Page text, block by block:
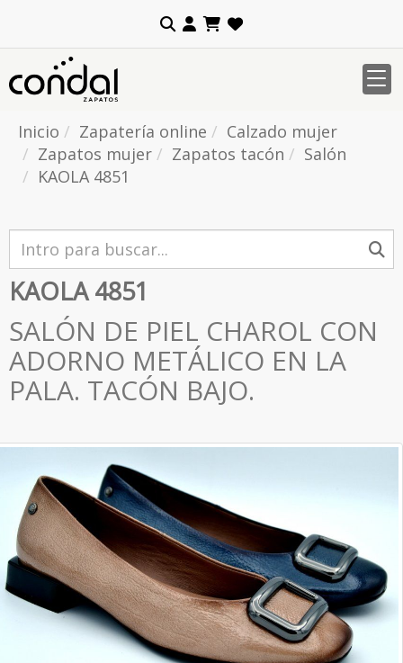
Inicio Zapatería online
Calzado mujer
Zapatos mujer
Zapatos tacón
Salón
KAOLA 4851
KAOLA 4851
SALÓN DE PIEL CHAROL CON
ADORNO METÁLICO EN LA
PALA. TACÓN BAJO.